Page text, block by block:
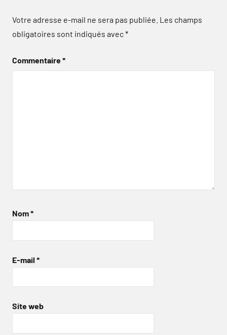
Votre adresse e-mail ne sera pas publiée. Les champs
obligatoires sont indiqués avec*
Commentaire*
Nom*
E-mail *
Site web